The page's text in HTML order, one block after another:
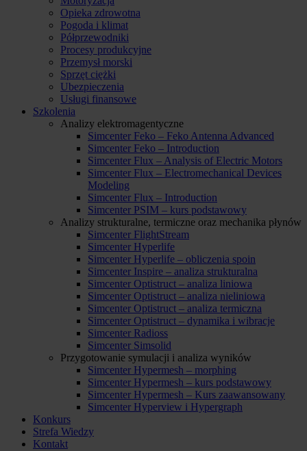
Opieka zdrowotna
Pogoda i klimat
Półprzewodniki
Procesy produkcyjne
Przemysł morski
Sprzęt ciężki
Ubezpieczenia
Usługi finansowe
Szkolenia
Analizy elektromagentyczne
Simcenter Feko – Feko Antenna Advanced
Simcenter Feko – Introduction
Simcenter Flux – Analysis of Electric Motors
Simcenter Flux – Electromechanical Devices
Modeling
Simcenter Flux – Introduction
Simcenter PSIM – kurs podstawowy
Analizy strukturalne, termiczne oraz mechanika płynów
Simcenter FlightStream
Simcenter Hyperlife
Simcenter Hyperlife – obliczenia spoin
Simcenter Inspire – analiza strukturalna
Simcenter Optistruct – analiza liniowa
Simcenter Optistruct – analiza nieliniowa
Simcenter Optistruct – analiza termiczna
Simcenter Optistruct – dynamika i wibracje
Simcenter Radioss
Simcenter Simsolid
Przygotowanie symulacji i analiza wyników
Simcenter Hypermesh – morphing
Simcenter Hypermesh – kurs podstawowy
Simcenter Hypermesh – Kurs zaawansowany
Simcenter Hyperview i Hypergraph
Konkurs
Strefa Wiedzy
Kontakt